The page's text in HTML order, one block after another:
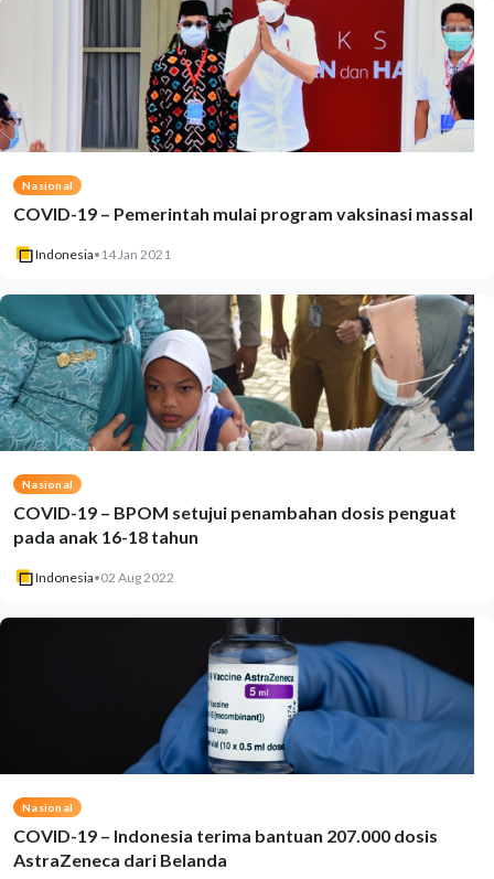
Nasional
COVID-19 – Pemerintah mulai program vaksinasi massal
Indonesia• 14 Jan 2021
Nasional
COVID-19 – BPOM setujui penambahan dosis penguat
pada anak 16-18 tahun
Indonesia•02 Aug 2022
Nasional
COVID-19 – Indonesia terima bantuan 207.000 dosis
AstraZeneca dari Belanda